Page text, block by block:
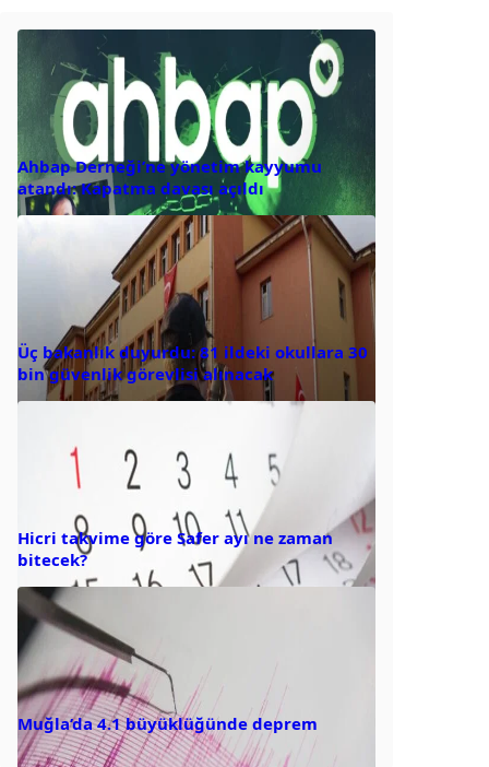
Ahbap Derneği’ne yönetim kayyumu
atandı: Kapatma davası açıldı
Üç bakanlık duyurdu: 81 ildeki okullara 30
bin güvenlik görevlisi alınacak
Hicri takvime göre Safer ayı ne zaman
bitecek?
Muğla’da 4.1 büyüklüğünde deprem